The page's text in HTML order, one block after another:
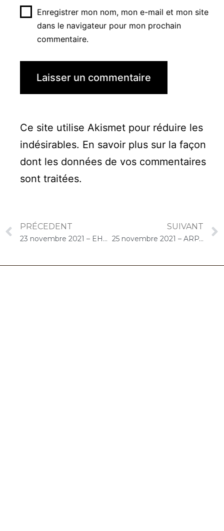
Enregistrer mon nom, mon e-mail et mon site
dans le navigateur pour mon prochain
commentaire.
Ce site utilise Akismet pour réduire les
indésirables. En savoir plus sur la façon
dont les données de vos commentaires
sont traitées.
PRÉCEDENT
23 novembre 2021 – EHPAD Sainte-Geneviève Le Moulin Vert (Athis-Mons) : Concert « Choco-Cello Solo »
SUIVANT
25 novembre 2021 – ARPAVIE Le Chêne Rouge (Chevilly-Larue) : Concert « Choco-Cello Solo »